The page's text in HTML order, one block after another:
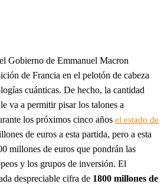
Gobierno de Emmanuel Macron
de Francia en el pelotón de cabeza
cuánticas. De hecho, la cantidad
va a permitir pisar los talones a
los próximos cinco años el estado de
de euros a esta partida, pero a esta
millones de euros que pondrán las
y los grupos de inversión. El
despreciable cifra de 1800 millones de